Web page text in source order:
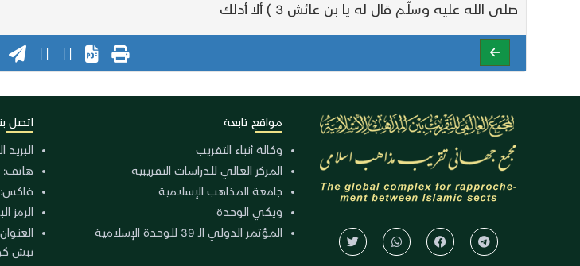
صلى الله عليه وسلّم قال له يا بن عائش 3 ) ألا أدلك
مواقع تابعة
وكالة أنباء التقريب
المركز العالي للدراسات التقريبية
جامعة المذاهب الإسلامية
ويكي الوحدة
المؤتمر الدولي الـ 39 للوحدة الإسلامية
اتصل
البريد
هاتف: ٩ ـ ٩٨٢٥٣٧٧٥٥٤٤٥ +
فاكس: ٩٨٢٥٣٧٧٥٥٤٤٨ +
الرمز
نبش كوجه ٤ ص.ب: